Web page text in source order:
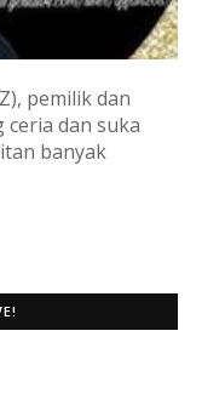
pemilik dan
ceria dan suka
banyak